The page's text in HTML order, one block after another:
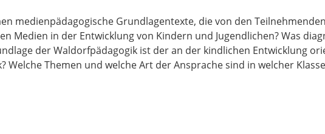
medienpädagogische Grundlagentexte, die von den
Medien in der Entwicklung von Kindern und Jugendlichen? Was
der Waldorfpädagogik ist der an der kindlichen Entwicklung
Welche Themen und welche Art der Ansprache sind in welcher